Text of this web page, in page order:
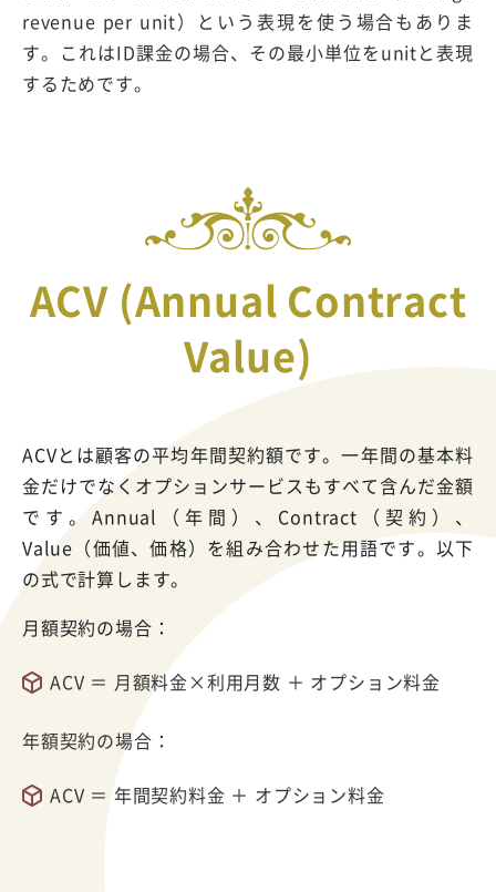
revenue per unit）という表現を使う場合もありま
す。これはID課金の場合、その最小単位をunitと表現
するためです。
ACV (Annual Contract
Value)
ACVとは顧客の平均年間契約額です。一年間の基本料
金だけでなくオプションサービスもすべて含んだ金額
です。Annual（年間）、Contract（契約）、
Value（価値、価格）を組み合わせた用語です。以下
の式で計算します。
月額契約の場合：
ACV ＝ 月額料金×利用月数 ＋ オプション料金
年額契約の場合：
ACV ＝ 年間契約料金 ＋ オプション料金